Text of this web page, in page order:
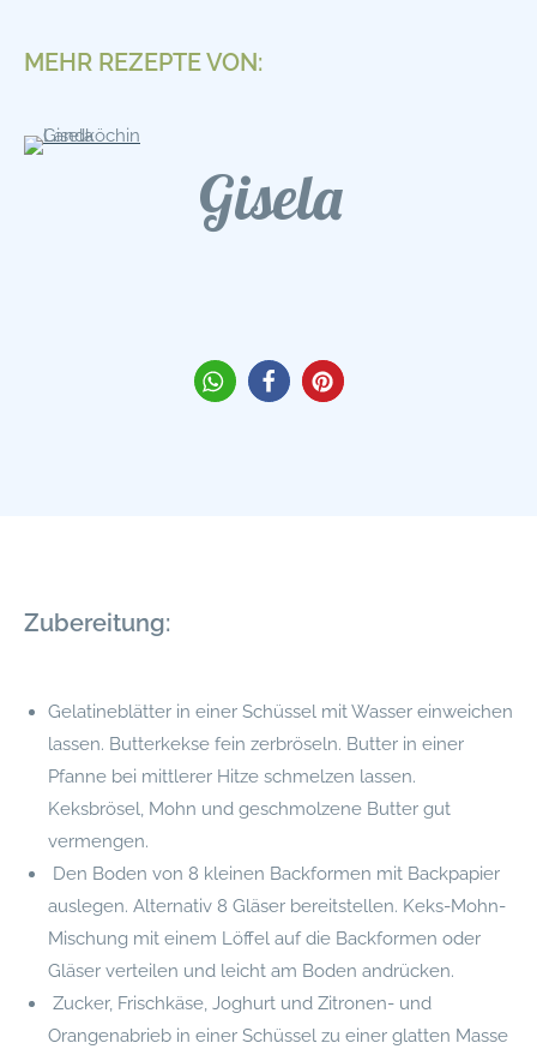
MEHR REZEPTE VON:
Gisela
Zubereitung:
Gelatineblätter in einer Schüssel mit Wasser einweichen
lassen. Butterkekse fein zerbröseln. Butter in einer
Pfanne bei mittlerer Hitze schmelzen lassen.
Keksbrösel, Mohn und geschmolzene Butter gut
vermengen.
Den Boden von 8 kleinen Backformen mit Backpapier
auslegen. Alternativ 8 Gläser bereitstellen. Keks-Mohn-
Mischung mit einem Löffel auf die Backformen oder
Gläser verteilen und leicht am Boden andrücken.
Zucker, Frischkäse, Joghurt und Zitronen- und
Orangenabrieb in einer Schüssel zu einer glatten Masse